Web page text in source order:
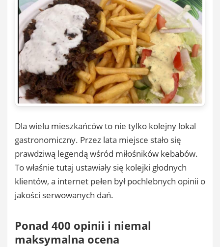
Dla wielu mieszkańców to nie tylko kolejny lokal
gastronomiczny. Przez lata miejsce stało się
prawdziwą legendą wśród miłośników kebabów.
To właśnie tutaj ustawiały się kolejki głodnych
klientów, a internet pełen był pochlebnych opinii o
jakości serwowanych dań.
Ponad 400 opinii i niemal
maksymalna ocena